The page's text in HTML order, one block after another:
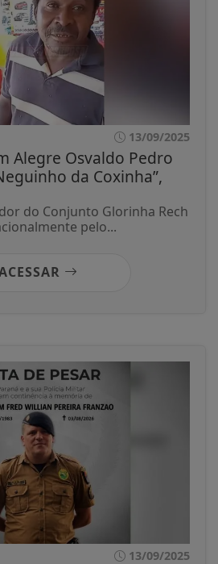
13/09/2025
Alegre Osvaldo Pedro
da Coxinha”,
do Conjunto Glorinha Rech
pelo...
13/09/2025